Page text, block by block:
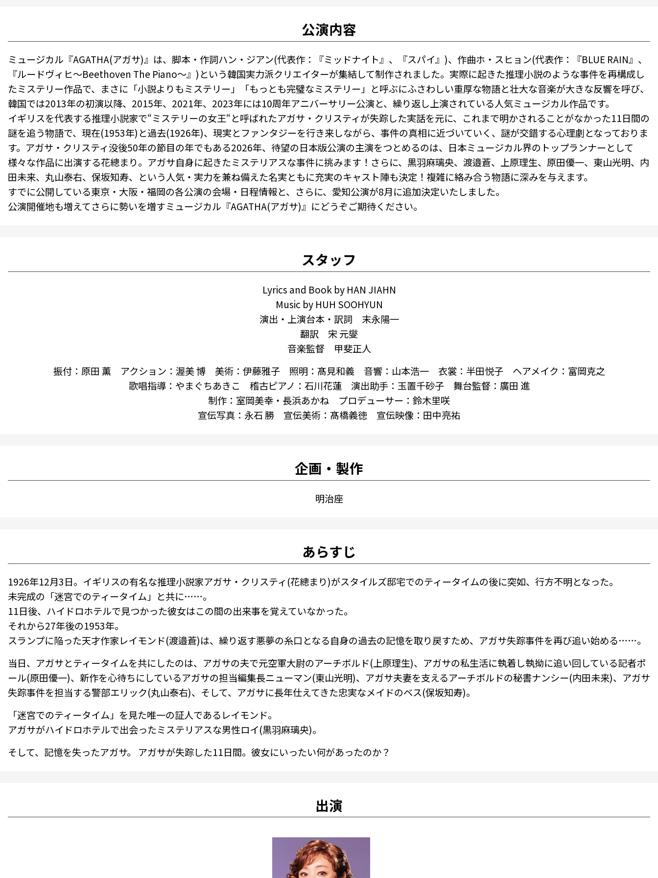
公演内容
ミュージカル『AGATHA(アガサ)』は、脚本・作詞ハン・ジアン(代表作：『ミッドナイト』、『スパイ』)、作曲ホ・スヒョン(代表作：『BLUE RAIN』、
『ルードヴィヒ～Beethoven The Piano～』)という韓国実力派クリエイターが集結して制作されました。実際に起きた推理小説のような事件を再構成し
たミステリー作品で、まさに「小説よりもミステリー」「もっとも完璧なミステリー」と呼ぶにふさわしい重厚な物語と壮大な音楽が大きな反響を呼び、
韓国では2013年の初演以降、2015年、2021年、2023年には10周年アニバーサリー公演と、繰り返し上演されている人気ミュージカル作品です。
イギリスを代表する推理小説家で“ミステリーの女王“と呼ばれたアガサ・クリスティが失踪した実話を元に、これまで明かされることがなかった11日間の
謎を追う物語で、現在(1953年)と過去(1926年)、現実とファンタジーを行き来しながら、事件の真相に近づいていく、謎が交錯する心理劇となっておりま
す。アガサ・クリスティ没後50年の節目の年でもある2026年、待望の日本版公演の主演をつとめるのは、日本ミュージカル界のトップランナーとして
様々な作品に出演する花總まり。アガサ自身に起きたミステリアスな事件に挑みます！さらに、黒羽麻璃央、渡邉蒼、上原理生、原田優一、東山光明、内
田未来、丸山泰右、保坂知寿、という人気・実力を兼ね備えた名実ともに充実のキャスト陣も決定！複雑に絡み合う物語に深みを与えます。
すでに公開している東京・大阪・福岡の各公演の会場・日程情報と、さらに、愛知公演が8月に追加決定いたしました。
公演開催地も増えてさらに勢いを増すミュージカル『AGATHA(アガサ)』にどうぞご期待ください。
スタッフ
Lyrics and Book by HAN JIAHN
Music by HUH SOOHYUN
演出・上演台本・訳詞 末永陽一
翻訳 宋 元燮
音楽監督 甲斐正人
振付：原田 薫 アクション：渥美 博 美術：伊藤雅子 照明：髙見和義 音響：山本浩一 衣裳：半田悦子 ヘアメイク：富岡克之
歌唱指導：やまぐちあきこ 稽古ピアノ：石川花蓮 演出助手：玉置千砂子 舞台監督：廣田 進
制作：室岡美幸・長浜あかね プロデューサー：鈴木里咲
宣伝写真：永石 勝 宣伝美術：髙橋義徳 宣伝映像：田中亮祐
企画・製作
明治座
あらすじ
1926年12月3日。イギリスの有名な推理小説家アガサ・クリスティ(花總まり)がスタイルズ邸宅でのティータイムの後に突如、行方不明となった。
未完成の「迷宮でのティータイム」と共に……。
11日後、ハイドロホテルで見つかった彼女はこの間の出来事を覚えていなかった。
それから27年後の1953年。
スランプに陥った天才作家レイモンド(渡邉蒼)は、繰り返す悪夢の糸口となる自身の過去の記憶を取り戻すため、アガサ失踪事件を再び追い始める……。
当日、アガサとティータイムを共にしたのは、アガサの夫で元空軍大尉のアーチボルド(上原理生)、アガサの私生活に執着し執拗に追い回している記者ポ
ール(原田優一)、新作を心待ちにしているアガサの担当編集長ニューマン(東山光明)、アガサ夫妻を支えるアーチボルドの秘書ナンシー(内田未来)、アガサ
失踪事件を担当する警部エリック(丸山泰右)、そして、アガサに長年仕えてきた忠実なメイドのベス(保坂知寿)。
「迷宮でのティータイム」を見た唯一の証人であるレイモンド。
アガサがハイドロホテルで出会ったミステリアスな男性ロイ(黒羽麻璃央)。
そして、記憶を失ったアガサ。 アガサが失踪した11日間。彼女にいったい何があったのか――？
出演